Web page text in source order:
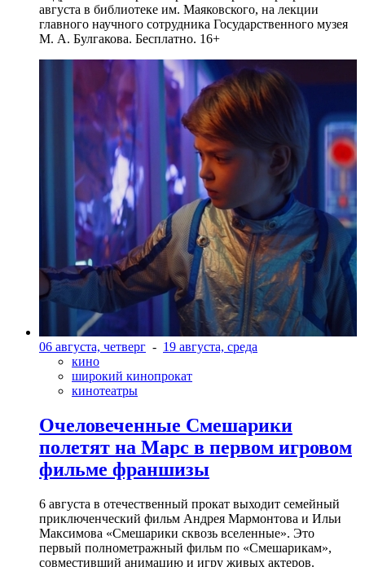
августа в библиотеке им. Маяковского, на лекции
главного научного сотрудника Государственного музея
М. А. Булгакова. Бесплатно. 16+
06 августа, четверг - 19 августа, среда
кино
широкий кинопрокат
кинотеатры
Очеловеченные Смешарики
полетят на Марс в первом игровом
фильме франшизы
6 августа в отечественный прокат выходит семейный
приключенческий фильм Андрея Мармонтова и Ильи
Максимова «Смешарики сквозь вселенные». Это
первый полнометражный фильм по «Смешарикам»,
совместивший анимацию и игру живых актеров.